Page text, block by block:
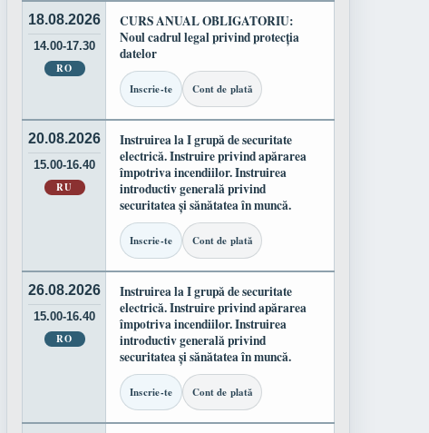
18.08.2026
14.00-17.30
RO
CURS ANUAL OBLIGATORIU:
Noul cadrul legal privind protecția
datelor
Inscrie-te Cont de plată
20.08.2026
15.00-16.40
RU
Instruirea la I grupă de securitate
electrică. Instruire privind apărarea
împotriva incendiilor. Instruirea
introductiv generală privind
securitatea și sănătatea în muncă.
Inscrie-te Cont de plată
26.08.2026
15.00-16.40
RO
Instruirea la I grupă de securitate
electrică. Instruire privind apărarea
împotriva incendiilor. Instruirea
introductiv generală privind
securitatea și sănătatea în muncă.
Inscrie-te Cont de plată